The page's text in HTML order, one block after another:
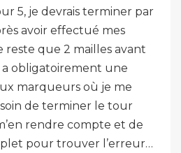
5, je devrais terminer par
avoir effectué mes
reste que 2 mailles avant
obligatoirement une
marqueurs où je me
de terminer le tour
rendre compte et de
pour trouver l’erreur…